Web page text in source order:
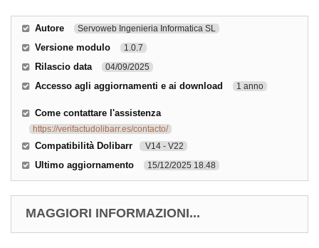
Autore Servoweb Ingenieria Informatica SL
Versione modulo 1.0.7
Rilascio data 04/09/2025
Accesso agli aggiornamenti e ai download 1 anno
Come contattare l'assistenza
https://verifactudolibarr.es/contacto/
Compatibilità Dolibarr V14 - V22
Ultimo aggiornamento 15/12/2025 18.48
MAGGIORI INFORMAZIONI...